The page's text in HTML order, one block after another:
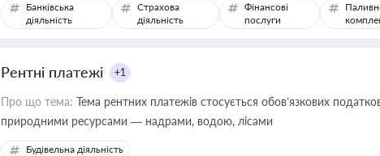
Банківська
діяльність
Страхова
діяльність
Фінансові
послуги
Рентні платежі +1
Про що тема: Тема рентних платежів стосується обов’язкових
природними ресурсами — надрами, водою, лісами
Будівельна діяльність